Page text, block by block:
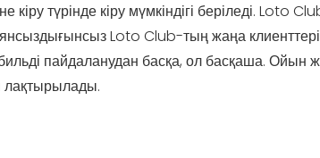
түрінде кіру мүмкіндігі беріледі. Loto
Loto Club-тың жаңа
пайдаланудан басқа, ол басқаша. Ойын
лақтырылады.